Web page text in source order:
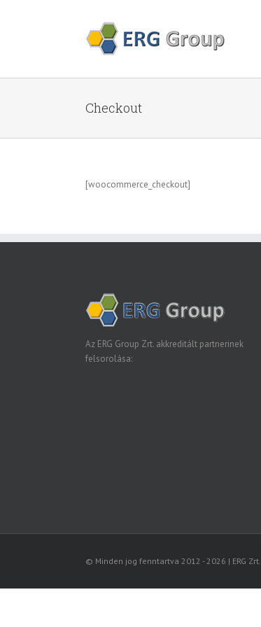
Checkout
[woocommerce_checkout]
Az ERG Group Zrt. akkreditált partnerinek
felsorolása:
© Minden jog fenntartva 2012 -2026 | ERG Zrt.